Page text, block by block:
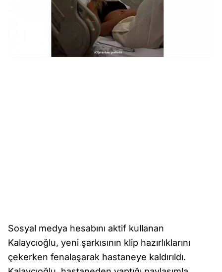
Sosyal medya hesabını aktif kullanan
Kalaycıoğlu, yeni şarkısının klip hazırlıklarını
çekerken fenalaşarak hastaneye kaldırıldı.